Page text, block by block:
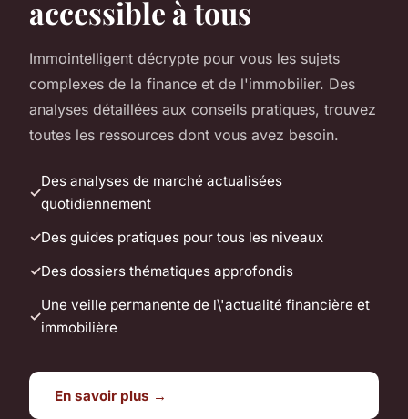
accessible à tous
Immointelligent décrypte pour vous les sujets
complexes de la finance et de l'immobilier. Des
analyses détaillées aux conseils pratiques, trouvez
toutes les ressources dont vous avez besoin.
Des analyses de marché actualisées
quotidiennement
Des guides pratiques pour tous les niveaux
Des dossiers thématiques approfondis
Une veille permanente de l\'actualité financière et
immobilière
En savoir plus →